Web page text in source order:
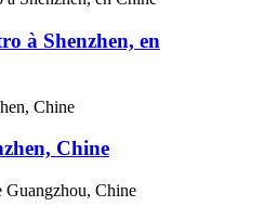
à Shenzhen, en
Chine